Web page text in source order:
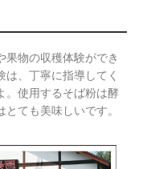
果物の収穫体験ができ
、丁寧に指導してく
。使用するそば粉は酵
ても美味しいです。